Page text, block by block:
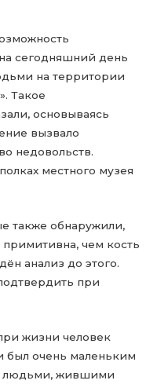
сегодняшний день
на территории
Такое
основываясь
вызвало
недовольств.
местного музея
также обнаружили,
чем кость
анализ до этого.
при
жизни человек
был очень маленьким
людьми, жившими